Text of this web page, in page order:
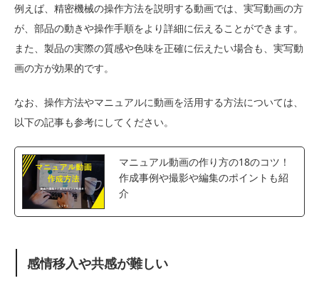
例えば、精密機械の操作方法を説明する動画では、実写動画の方
が、部品の動きや操作手順をより詳細に伝えることができます。
また、製品の実際の質感や色味を正確に伝えたい場合も、実写動
画の方が効果的です。
なお、操作方法やマニュアルに動画を活用する方法については、
以下の記事も参考にしてください。
マニュアル動画の作り方の18のコツ！
作成事例や撮影や編集のポイントも紹
介
感情移入や共感が難しい